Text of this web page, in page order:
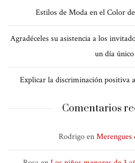
Estilos de Moda en el Color
Agradéceles su asistencia a los
un día único
Explicar la discriminación positiva
Comentarios
RodrigoenMerengues